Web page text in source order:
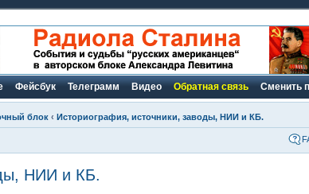
Фейсбук Телеграмм Видео Обратная связь Сменить
блок ‹ Историография, источники, заводы, НИИ и КБ.
НИИ и КБ.